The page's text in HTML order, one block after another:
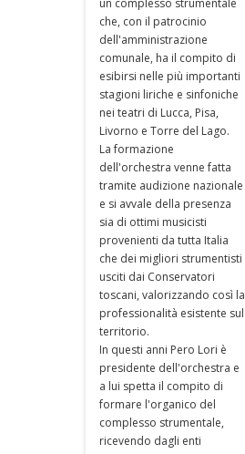
un complesso strumentale
che, con il patrocinio
dell'amministrazione
comunale, ha il compito di
esibirsi nelle più importanti
stagioni liriche e sinfoniche
nei teatri di Lucca, Pisa,
Livorno e Torre del Lago.
La formazione
dell'orchestra venne fatta
tramite audizione nazionale
e si avvale della presenza
sia di ottimi musicisti
provenienti da tutta Italia
che dei migliori strumentisti
usciti dai Conservatori
toscani, valorizzando così la
professionalità esistente sul
territorio.
In questi anni Pero Lori è
presidente dell'orchestra e
a lui spetta il compito di
formare l'organico del
complesso strumentale,
ricevendo dagli enti